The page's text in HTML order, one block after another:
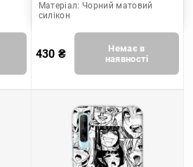
Матеріал: Чорний матовий
силікон
430 ₴
Немає в
наявності